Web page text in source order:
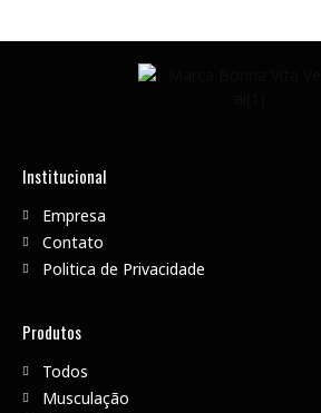
Institucional
Empresa
Contato
Politica de Privacidade
Produtos
Todos
Musculação